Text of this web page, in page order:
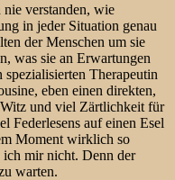
verstanden, wie
in jeder Situation genau
der Menschen um sie
was sie an Erwartungen
Therapeutin
eben einen direkten,
und viel Zärtlichkeit für
Federlesens auf einen Esel
Moment wirklich so
ich mir nicht. Denn der
warten.